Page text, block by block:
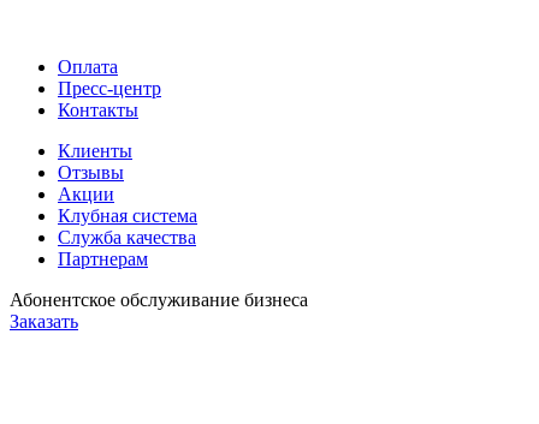
Оплата
Пресс-центр
Контакты
Клиенты
Отзывы
Акции
Клубная система
Служба качества
Партнерам
Абонентское обслуживание бизнеса
Заказать